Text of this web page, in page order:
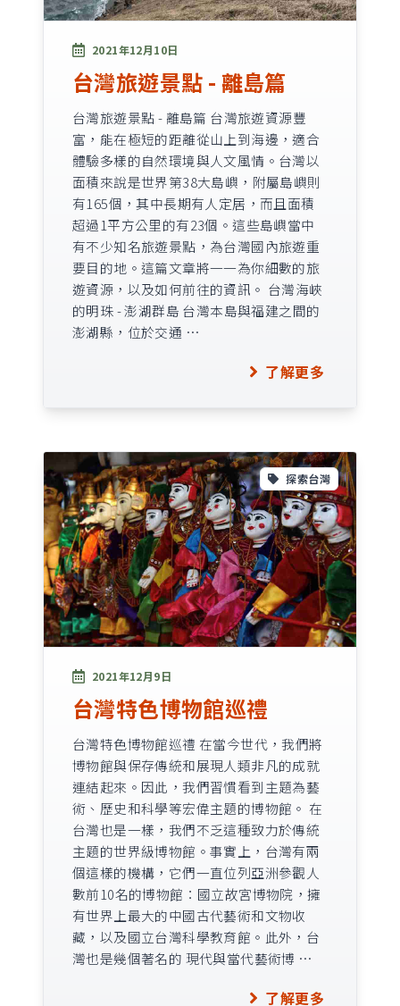
2021年12月10日
台灣旅遊景點 - 離島篇
台灣旅遊景點 - 離島篇 台灣旅遊資源豐
富，能在極短的距離從山上到海邊，適合
體驗多樣的自然環境與人文風情。台灣以
面積來說是世界第38大島嶼，附屬島嶼則
有165個，其中長期有人定居，而且面積
超過1平方公里的有23個。這些島嶼當中
有不少知名旅遊景點，為台灣國內旅遊重
要目的地。這篇文章將一一為你細數的旅
遊資源，以及如何前往的資訊。 台灣海峽
的明珠 - 澎湖群島 台灣本島與福建之間的
澎湖縣，位於交通 …
了解更多
探索台灣
2021年12月9日
台灣特色博物館巡禮
台灣特色博物館巡禮 在當今世代，我們將
博物館與保存傳統和展現人類非凡的成就
連結起來。因此，我們習慣看到主題為藝
術、歷史和科學等宏偉主題的博物館。 在
台灣也是一樣，我們不乏這種致力於傳統
主題的世界級博物館。事實上，台灣有兩
個這樣的機構，它們一直位列亞洲參觀人
數前10名的博物館：國立故宮博物院，擁
有世界上最大的中國古代藝術和文物收
藏，以及國立台灣科學教育館。此外，台
灣也是幾個著名的 現代與當代藝術博 …
了解更多